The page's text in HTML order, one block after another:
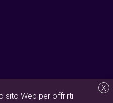
X
sito Web per offrirti